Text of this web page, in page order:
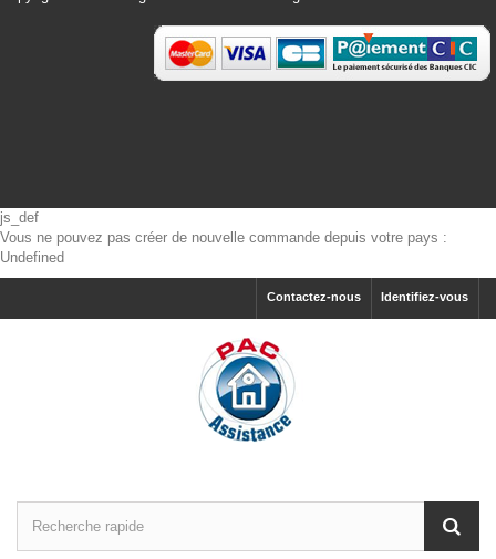
js_def
Vous ne pouvez pas créer de nouvelle commande depuis votre pays :
Undefined
Identifiez-vous
Contactez-nous